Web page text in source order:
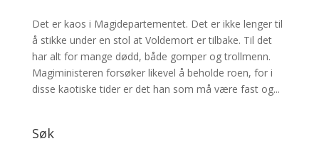
Det er kaos i Magidepartementet. Det er ikke lenger til
å stikke under en stol at Voldemort er tilbake. Til det
har alt for mange dødd, både gomper og trollmenn.
Magiministeren forsøker likevel å beholde roen, for i
disse kaotiske tider er det han som må være fast og...
Søk